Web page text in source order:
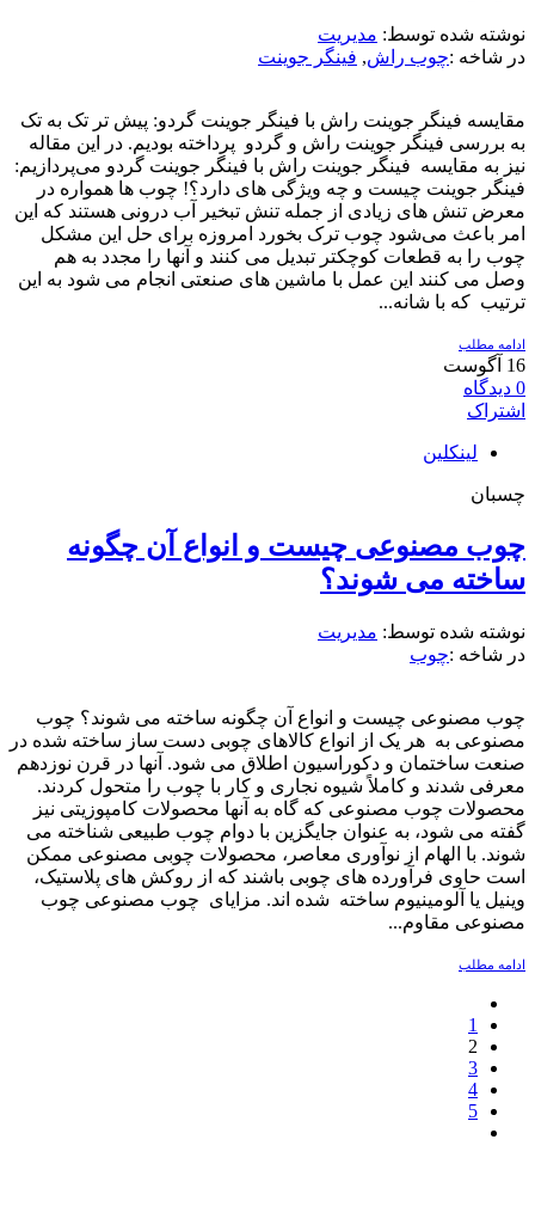
نوشته شده توسط: مدیریت
در شاخه :چوب راش, فینگر جوینت
مقایسه فینگر جوینت راش با فینگر جوینت گردو: پیش تر تک به تک
به بررسی فینگر جوینت راش و گردو پرداخته بودیم. در این مقاله
نیز به مقایسه فینگر جوینت راش با فینگر جوینت گردو می‌پردازیم:
فینگر جوینت چیست و چه ویژگی های دارد؟! چوب ها همواره در
معرض تنش های زیادی از جمله تنش تبخیر آب درونی هستند که این
امر باعث می‌شود چوب ترک بخورد امروزه برای حل این مشکل
چوب را به قطعات کوچکتر تبدیل می کنند و آنها را مجدد به هم
وصل می کنند این عمل با ماشین های صنعتی انجام می شود به این
ترتیب که با شانه...
ادامه مطلب
16 آگوست
0 دیدگاه
اشتراک
لینکلین
چسبان
چوب مصنوعی چیست و انواع آن چگونه
ساخته می شوند؟
نوشته شده توسط: مدیریت
در شاخه :چوب
چوب مصنوعی چیست و انواع آن چگونه ساخته می شوند؟ چوب
مصنوعی به هر یک از انواع کالاهای چوبی دست ساز ساخته شده در
صنعت ساختمان و دکوراسیون اطلاق می شود. آنها در قرن نوزدهم
معرفی شدند و کاملاً شیوه نجاری و کار با چوب را متحول کردند.
محصولات چوب مصنوعی که گاه به آنها محصولات کامپوزیتی نیز
گفته می شود، به عنوان جایگزین با دوام چوب طبیعی شناخته می
شوند. با الهام از نوآوری معاصر، محصولات چوبی مصنوعی ممکن
است حاوی فرآورده های چوبی باشند که از روکش های پلاستیک،
وینیل یا آلومینیوم ساخته شده اند. مزایای چوب مصنوعی چوب
مصنوعی مقاوم...
ادامه مطلب
1
2
3
4
5